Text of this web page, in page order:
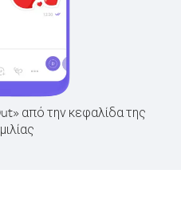
από την κεφαλίδα της